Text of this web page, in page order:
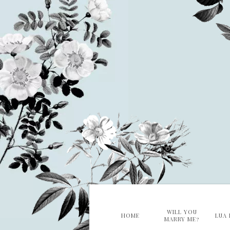
HOME
WILL YOU
MARRY ME?
LUA